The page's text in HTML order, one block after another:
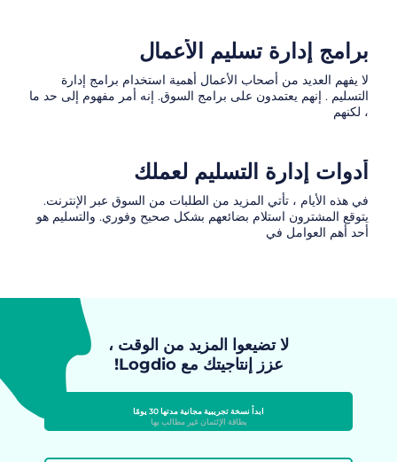
برامج إدارة تسليم الأعمال
لا يفهم العديد من أصحاب الأعمال أهمية استخدام برامج إدارة
التسليم . إنهم يعتمدون على برامج السوق. إنه أمر مفهوم إلى حد ما
، لكنهم
أدوات إدارة التسليم لعملك
في هذه الأيام ، تأتي المزيد من الطلبات من السوق عبر الإنترنت.
يتوقع المشترون استلام بضائعهم بشكل صحيح وفوري. والتسليم هو
أحد أهم العوامل في
لا تضيعوا المزيد من الوقت ،
عزز إنتاجيتك مع Logdio!
ابدأ نسخة تجريبية مجانية مدتها 30 يومًا
بطاقة الإئتمان غير مطالب بها